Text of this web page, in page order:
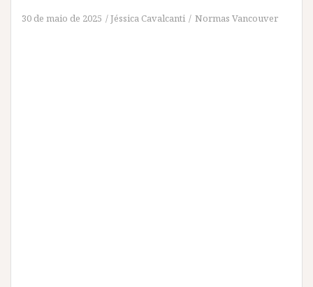
30 de maio de 2025 Jéssica Cavalcanti Normas Vancouver